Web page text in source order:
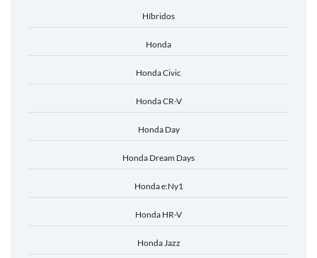
Híbridos
Honda
Honda Civic
Honda CR-V
Honda Day
Honda Dream Days
Honda e:Ny1
Honda HR-V
Honda Jazz